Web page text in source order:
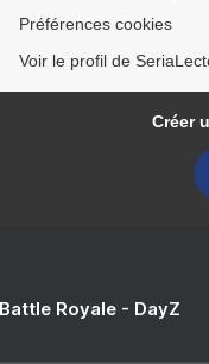
Préférences cookies
Voir le profil de
Créer
Royale - DayZ